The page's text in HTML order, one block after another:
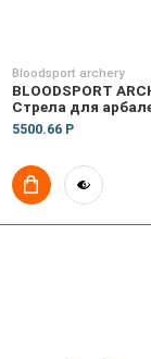
Bloodsport archery
BLOODSPORT
Стрела для
5500.66 Р